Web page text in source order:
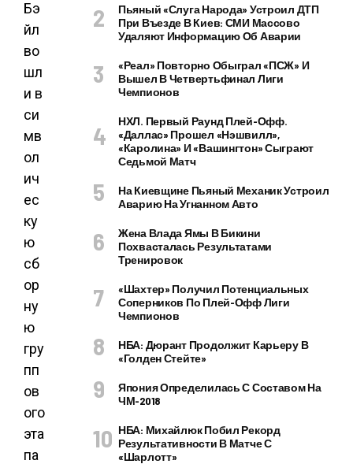
Пьяный «слуга Народа» Устроил ДТП
При Въезде В Киев: СМИ Массово
Удаляют Информацию Об Аварии
«Реал» Повторно Обыграл «ПСЖ» И
Вышел В Четвертьфинал Лиги
Чемпионов
НХЛ. Первый Раунд Плей-Офф.
«Даллас» Прошел «Нэшвилл»,
«Каролина» И «Вашингтон» Сыграют
Седьмой Матч
На Киевщине Пьяный Механик Устроил
Аварию На Угнанном Авто
Жена Влада Ямы В Бикини
Похвасталась Результатами
Тренировок
«Шахтер» Получил Потенциальных
Соперников По Плей-Офф Лиги
Чемпионов
НБА: Дюрант Продолжит Карьеру В
«Голден Стейте»
Япония Определилась С Составом На
ЧМ-2018
НБА: Михайлюк Побил Рекорд
Результативности В Матче С
«Шарлотт»